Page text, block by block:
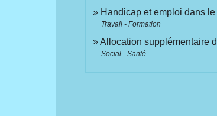
Handicap et emploi dans
Travail - Formation
Allocation supplémentaire
Social - Santé